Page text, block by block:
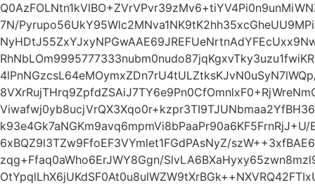
7N/
6xBQZ9l3TZw9FfoEF3VYmlet1FGdPAsNyZ/
zqg+Ffaq0aWho6ErJWY8Ggn/